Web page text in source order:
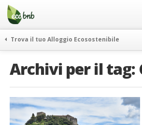
Menu
Salta
contenuto
Offerte Speciali
Regali
FAQ
Chi Siamo
Partner
Trova il tuo Alloggio Ecosostenibile
itinerari
vivere e viaggiare verde
news ed eventi
Archivi per il tag: